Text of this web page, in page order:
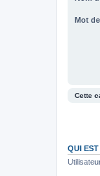
Mot
Cette
QUI